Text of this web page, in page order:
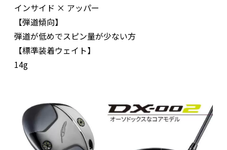
インサイド × アッパー
【弾道傾向】
弾道が低めでスピン量が少ない方
【標準装着ウェイト】
14g